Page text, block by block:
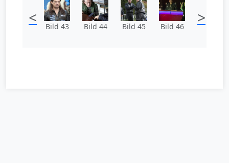
< Bild 43 Bild 44 Bild 45 Bild 46 >